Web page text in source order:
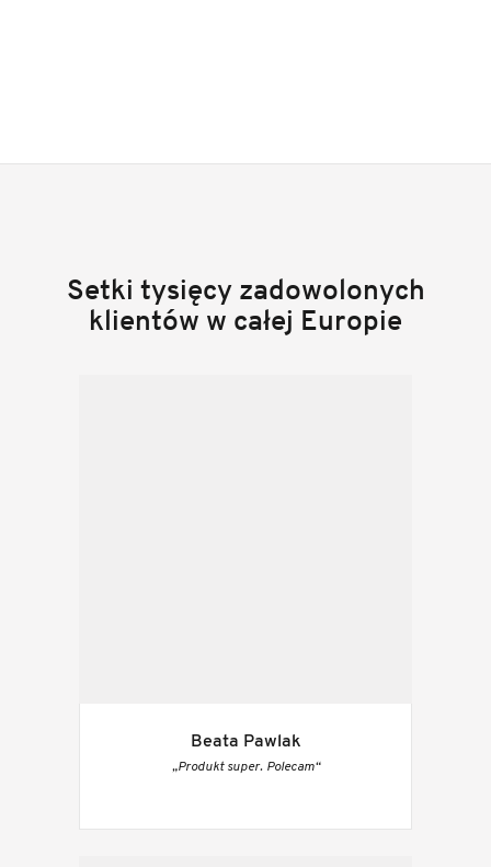
Setki tysięcy zadowolonych
klientów w całej Europie
Beata Pawlak
„Produkt super. Polecam“